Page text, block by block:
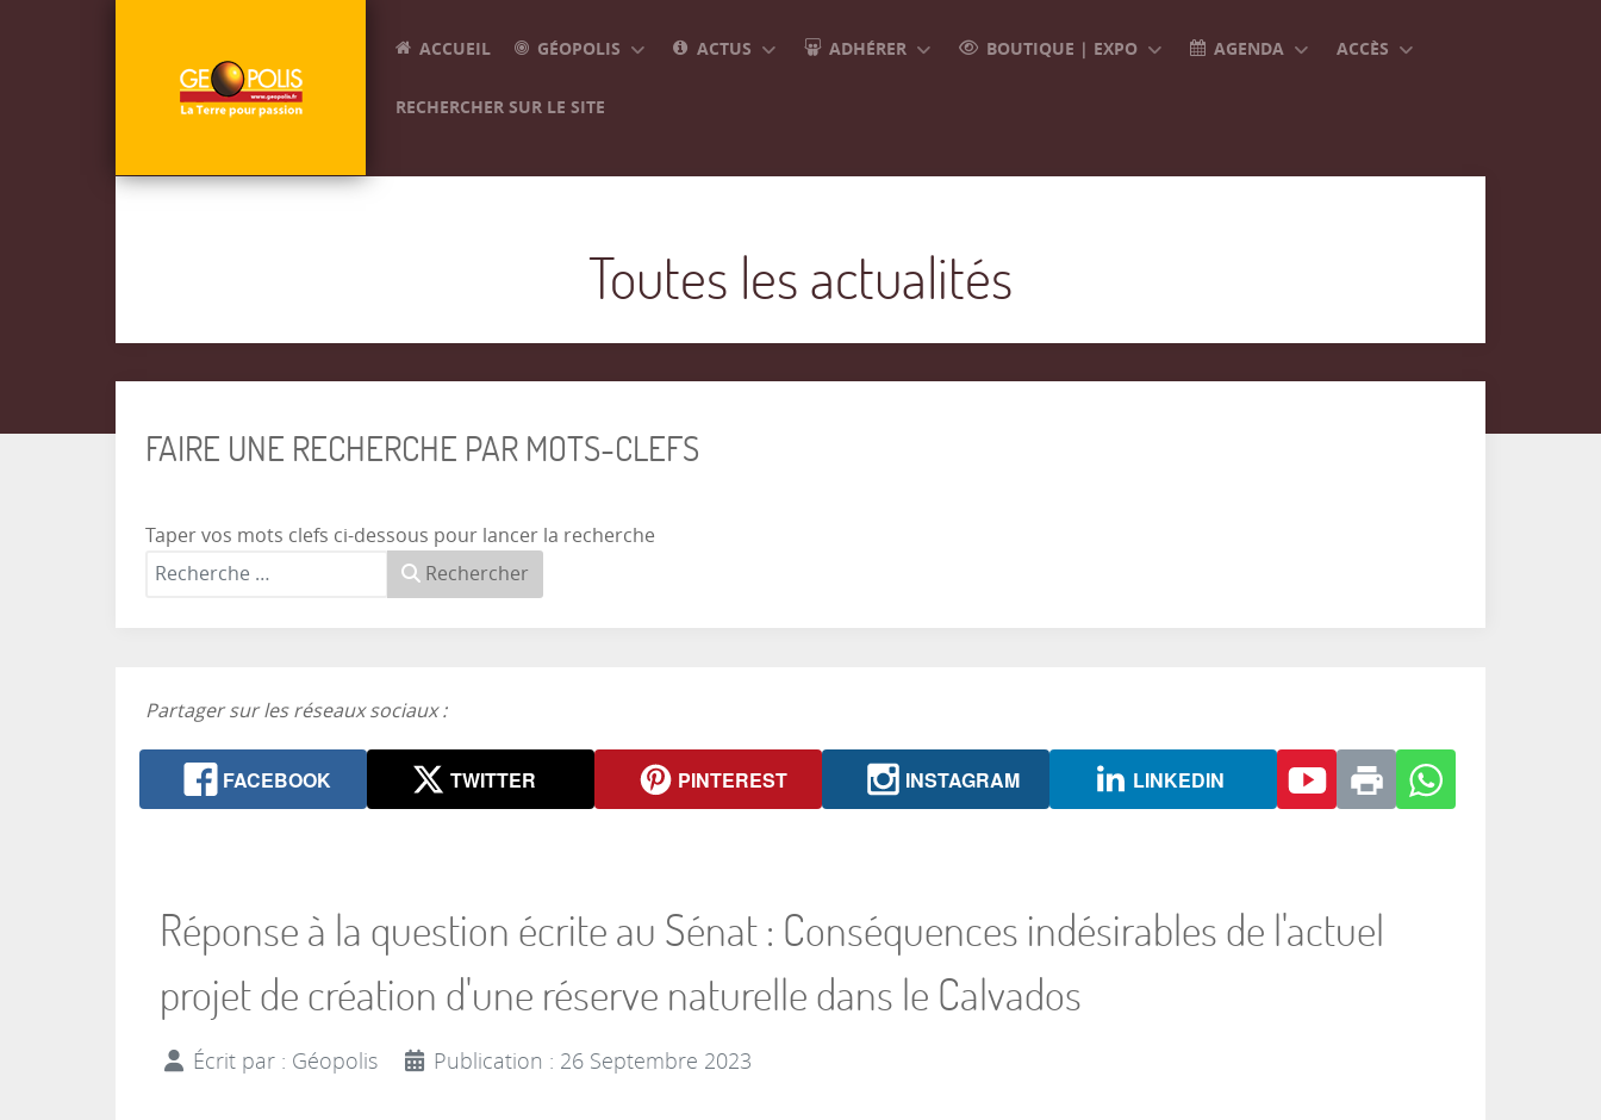
ACCUEIL GÉOPOLIS ACTUS ADHÉRER BOUTIQUE | EXPO AGENDA ACCÈS
RECHERCHER SUR LE SITE
Toutes les actualités
FAIRE UNE RECHERCHE PAR MOTS-CLEFS
Taper vos mots clefs ci-dessous pour lancer la recherche
Rechercher
Partager sur les réseaux sociaux :
FACEBOOK TWITTER PINTEREST INSTAGRAM LINKEDIN
Réponse à la question écrite au Sénat : Conséquences indésirables de l'actuel
projet de création d'une réserve naturelle dans le Calvados
Écrit par : Géopolis Publication : 26 Septembre 2023